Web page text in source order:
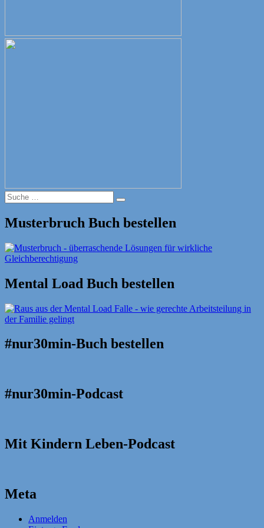
Suche
nach:
Suche
Musterbruch Buch bestellen
Mental Load Buch bestellen
#nur30min-Buch bestellen
#nur30min-Podcast
Mit Kindern Leben-Podcast
Meta
Anmelden